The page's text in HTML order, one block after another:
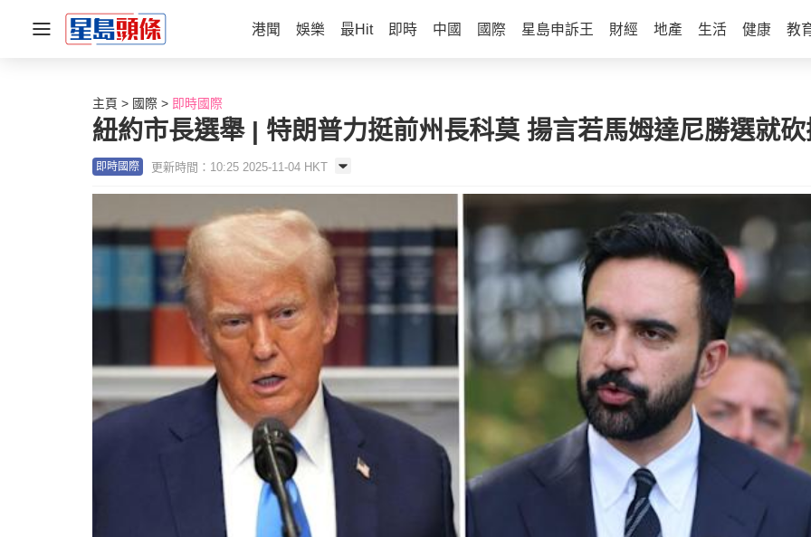
港聞 娛樂 最Hit 即時 中國 國際 星島申訴王 財經 地產 生活 健康 教
主頁 國際 即時國際
紐約市長選舉 | 特朗普力挺前州長科莫 揚言若馬姆達尼勝選就
即時國際 更新時間：10:25 2025-11-04 HKT